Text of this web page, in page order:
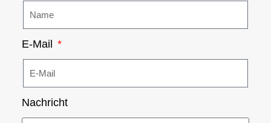
E-Mail
Nachricht